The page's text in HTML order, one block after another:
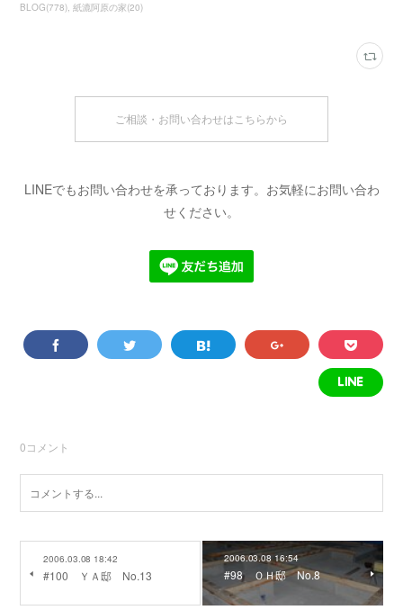
BLOG(778) 紙漉阿原の家(20)
ご相談・お問い合わせはこちらから
LINEでもお問い合わせを承っております。お気軽にお問い合わ
せください。
0コメント
2006.03.08 18:42
#100 ＹＡ邸 No.13
2006.03.08 16:54
#98 ＯＨ邸 No.8